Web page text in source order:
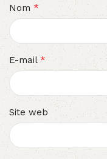
Nom *
E-mail *
Site web